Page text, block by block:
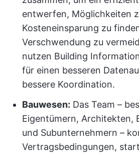
entwerfen, Möglichkeiten
Kosteneinsparung zu
Verschwendung zu
nutzen Building
für einen besseren
bessere Koordination.
Bauwesen: Das Team –
Eigentümern, Architekten,
und Subunternehmern –
Vertragsbedingungen,